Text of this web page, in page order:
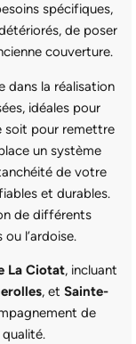
spécifiques,
de poser
couverture.
dans la réalisation
idéales pour
soit pour remettre
un système
de votre
et durables.
de différents
l’ardoise.
La Ciotat, incluant
, et Sainte-
de